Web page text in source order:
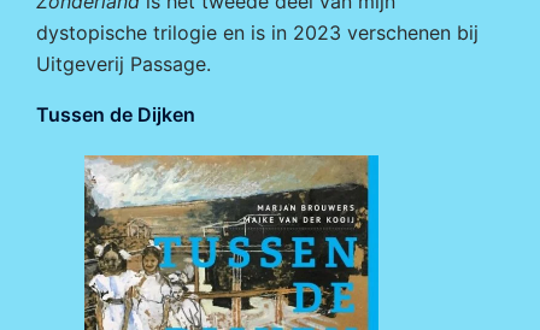
dystopische trilogie en is in 2023 verschenen bij
Uitgeverij Passage.
Tussen de Dijken